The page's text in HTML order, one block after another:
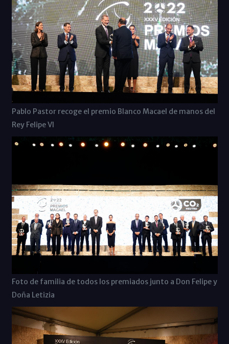
Pablo Pastor recoge el premio Blanco Macael de manos del
Rey Felipe VI
Foto de familia de todos los premiados junto a Don Felipe y
Doña Letizia